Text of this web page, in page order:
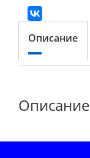
Описание
Описание